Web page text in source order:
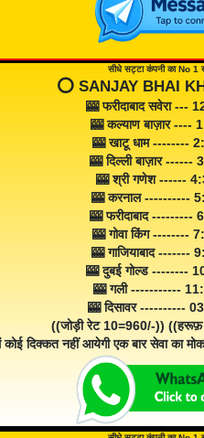
सीधे सट्टा कंपनी का No 1
⭕️ SANJAY BHAI
🎰 फरीदाबाद सवेरा ---
🎰 कल्याण बाज़ार ----
🎰 खाटू धाम --------
🎰 दिल्ली बाज़ार ------
🎰 श्री गणेश ------
🎰 करनाल ----------
🎰 फरीदाबाद ---------
🎰 गोवा किंग --------
🎰 गाजियाबाद -------
🎰 दुबई गोल्ड --------
🎰 गली -----------
🎰 दिसावर ----------
((जोड़ी रेट 10=960/-))
दिक्कत नहीं आयेगी एक बार सेवा का